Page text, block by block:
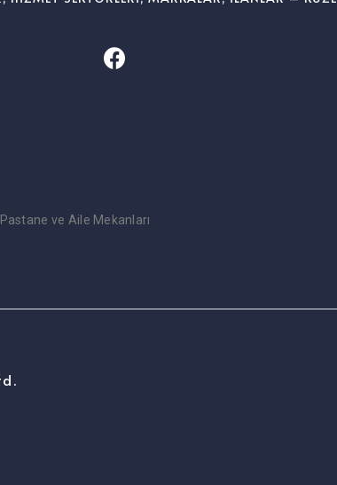
Pastane ve Aile Mekanları